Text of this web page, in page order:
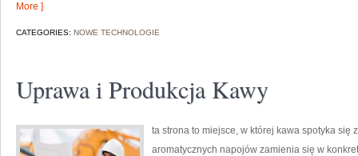
More ]
CATEGORIES: NOWE TECHNOLOGIE
Uprawa i Produkcja Kawy
ta strona to miejsce, w której kawa spotyka się
aromatycznych napojów zamienia się w